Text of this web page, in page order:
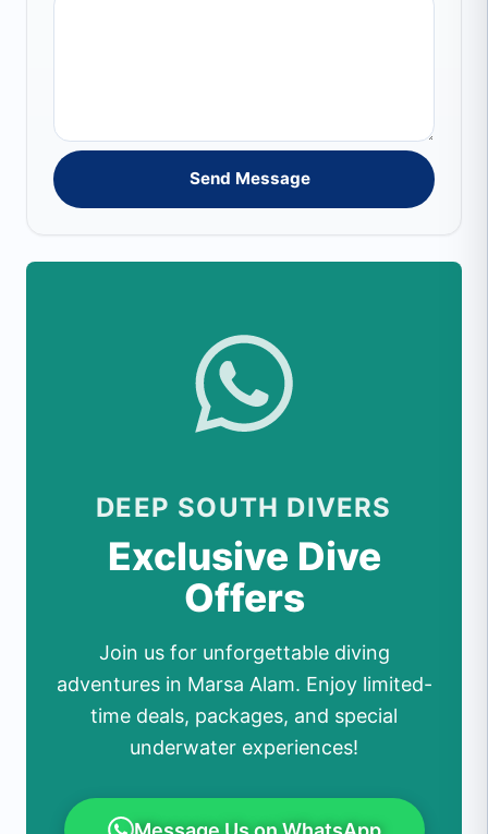
Send Message
DEEP SOUTH DIVERS
Exclusive Dive
Offers
Join us for unforgettable diving
adventures in Marsa Alam. Enjoy limited-
time deals, packages, and special
underwater experiences!